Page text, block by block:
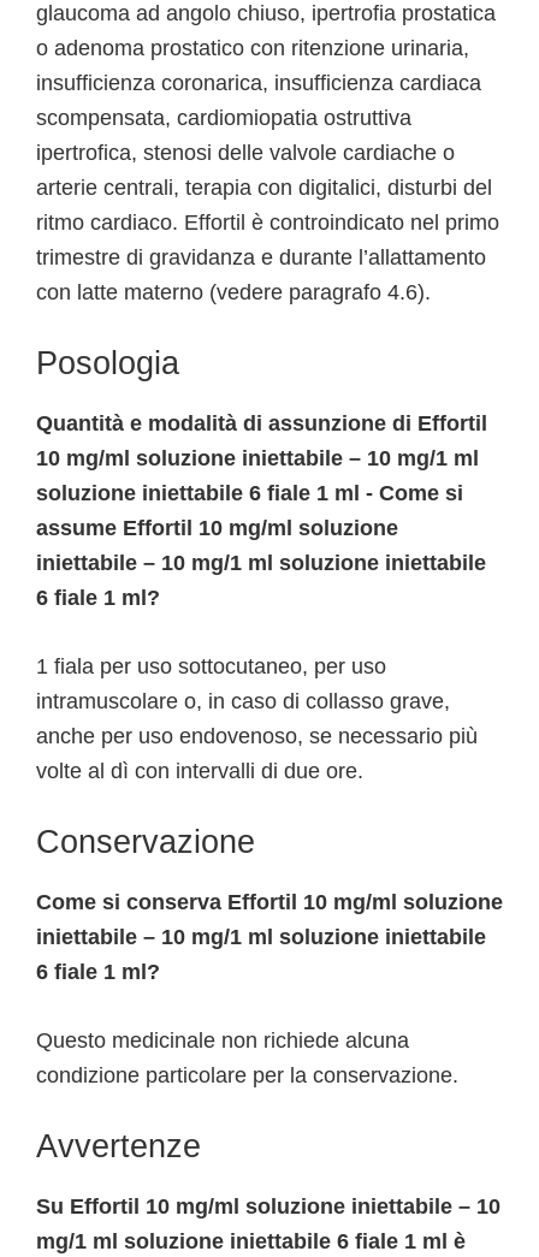
glaucoma ad angolo chiuso, ipertrofia prostatica
o adenoma prostatico con ritenzione urinaria,
insufficienza coronarica, insufficienza cardiaca
scompensata, cardiomiopatia ostruttiva
ipertrofica, stenosi delle valvole cardiache o
arterie centrali, terapia con digitalici, disturbi del
ritmo cardiaco. Effortil è controindicato nel primo
trimestre di gravidanza e durante l’allattamento
con latte materno (vedere paragrafo 4.6).
Posologia
Quantità e modalità di assunzione di Effortil
10 mg/ml soluzione iniettabile – 10 mg/1 ml
soluzione iniettabile 6 fiale 1 ml - Come si
assume Effortil 10 mg/ml soluzione
iniettabile – 10 mg/1 ml soluzione iniettabile
6 fiale 1 ml?
1 fiala per uso sottocutaneo, per uso
intramuscolare o, in caso di collasso grave,
anche per uso endovenoso, se necessario più
volte al dì con intervalli di due ore.
Conservazione
Come si conserva Effortil 10 mg/ml soluzione
iniettabile – 10 mg/1 ml soluzione iniettabile
6 fiale 1 ml?
Questo medicinale non richiede alcuna
condizione particolare per la conservazione.
Avvertenze
Su Effortil 10 mg/ml soluzione iniettabile – 10
mg/1 ml soluzione iniettabile 6 fiale 1 ml è